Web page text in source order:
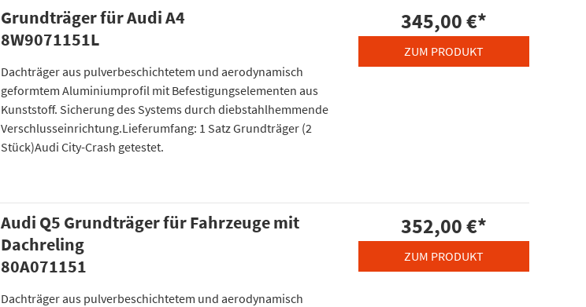
Grundträger für Audi A4
8W9071151L
Dachträger aus pulverbeschichtetem und aerodynamisch
geformtem Aluminiumprofil mit Befestigungselementen aus
Kunststoff. Sicherung des Systems durch diebstahlhemmende
Verschlusseinrichtung.Lieferumfang: 1 Satz Grundträger (2
Stück)Audi City-Crash getestet.
345,00 €*
ZUM PRODUKT
Audi Q5 Grundträger für Fahrzeuge mit
Dachreling
80A071151
Dachträger aus pulverbeschichtetem und aerodynamisch
352,00 €*
ZUM PRODUKT